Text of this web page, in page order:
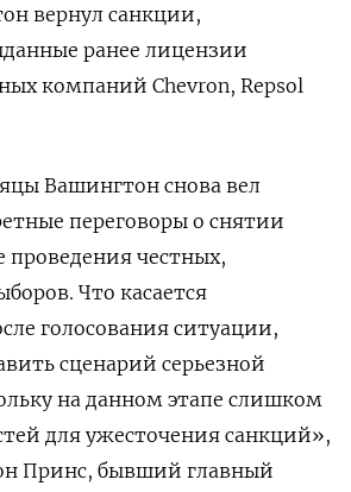
вернул санкции,
ранее лицензии
компаний Chevron, Repsol
Вашингтон снова вел
переговоры о снятии
проведения честных,
Что касается
голосования ситуации,
сценарий серьезной
на данном этапе слишком
для ужесточения санкций»,
Принс, бывший главный